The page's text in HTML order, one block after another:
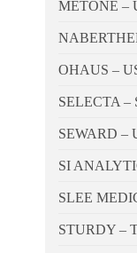
METONE –
OHAUS –
SELECTA –
SEWARD –
SI
SLEE
STURDY –